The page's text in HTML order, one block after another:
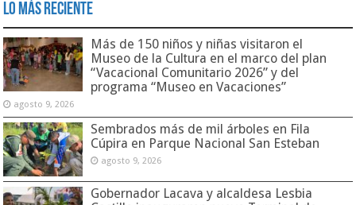
Lo Más Reciente
Más de 150 niños y niñas visitaron el
Museo de la Cultura en el marco del plan
“Vacacional Comunitario 2026” y del
programa “Museo en Vacaciones”
agosto 9, 2026
Sembrados más de mil árboles en Fila
Cúpira en Parque Nacional San Esteban
agosto 9, 2026
Gobernador Lacava y alcaldesa Lesbia